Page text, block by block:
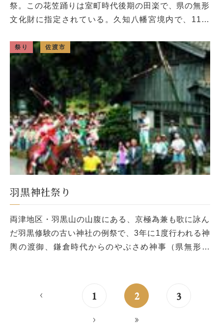
祭。この花笠踊りは室町時代後期の田楽で、県の無形
文化財に指定されている。久知八幡宮境内で、11～
早乙女姿になって舞う古式ゆか […]
祭り 佐渡市
羽黒神社祭り
両津地区・羽黒山の山腹にある、京極為兼も歌に詠ん
だ羽黒修験の古い神社の例祭で、3年に1度行われる神
輿の渡御、鎌倉時代からのやぶさめ神事（県無形民
1 2
3